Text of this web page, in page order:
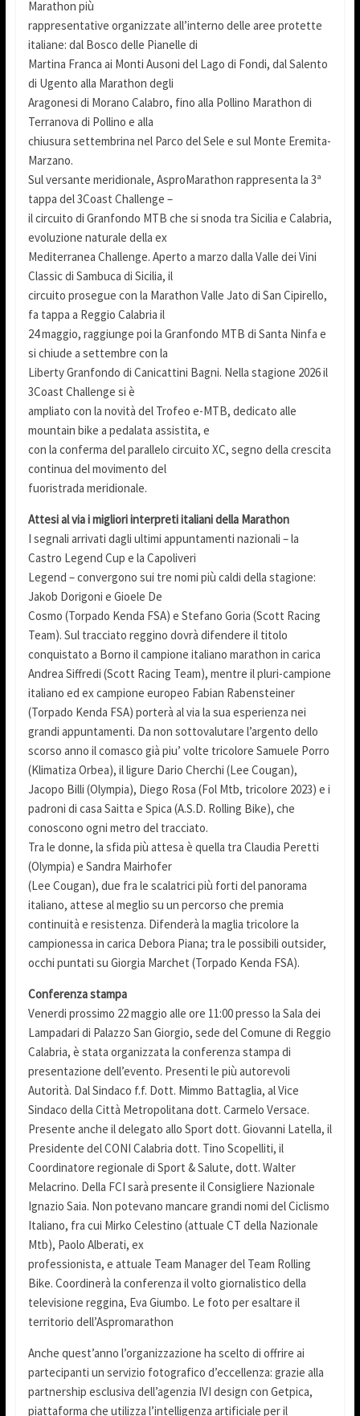
Marathon più
rappresentative organizzate all’interno delle aree protette
italiane: dal Bosco delle Pianelle di
Martina Franca ai Monti Ausoni del Lago di Fondi, dal Salento
di Ugento alla Marathon degli
Aragonesi di Morano Calabro, fino alla Pollino Marathon di
Terranova di Pollino e alla
chiusura settembrina nel Parco del Sele e sul Monte Eremita-
Marzano.
Sul versante meridionale, AsproMarathon rappresenta la 3ª
tappa del 3Coast Challenge –
il circuito di Granfondo MTB che si snoda tra Sicilia e Calabria,
evoluzione naturale della ex
Mediterranea Challenge. Aperto a marzo dalla Valle dei Vini
Classic di Sambuca di Sicilia, il
circuito prosegue con la Marathon Valle Jato di San Cipirello,
fa tappa a Reggio Calabria il
24 maggio, raggiunge poi la Granfondo MTB di Santa Ninfa e
si chiude a settembre con la
Liberty Granfondo di Canicattini Bagni. Nella stagione 2026 il
3Coast Challenge si è
ampliato con la novità del Trofeo e-MTB, dedicato alle
mountain bike a pedalata assistita, e
con la conferma del parallelo circuito XC, segno della crescita
continua del movimento del
fuoristrada meridionale.
Attesi al via i migliori interpreti italiani della Marathon
I segnali arrivati dagli ultimi appuntamenti nazionali – la
Castro Legend Cup e la Capoliveri
Legend – convergono sui tre nomi più caldi della stagione:
Jakob Dorigoni e Gioele De
Cosmo (Torpado Kenda FSA) e Stefano Goria (Scott Racing
Team). Sul tracciato reggino dovrà difendere il titolo
conquistato a Borno il campione italiano marathon in carica
Andrea Siffredi (Scott Racing Team), mentre il pluri-campione
italiano ed ex campione europeo Fabian Rabensteiner
(Torpado Kenda FSA) porterà al via la sua esperienza nei
grandi appuntamenti. Da non sottovalutare l’argento dello
scorso anno il comasco già piu’ volte tricolore Samuele Porro
(Klimatiza Orbea), il ligure Dario Cherchi (Lee Cougan),
Jacopo Billi (Olympia), Diego Rosa (Fol Mtb, tricolore 2023) e i
padroni di casa Saitta e Spica (A.S.D. Rolling Bike), che
conoscono ogni metro del tracciato.
Tra le donne, la sfida più attesa è quella tra Claudia Peretti
(Olympia) e Sandra Mairhofer
(Lee Cougan), due fra le scalatrici più forti del panorama
italiano, attese al meglio su un percorso che premia
continuità e resistenza. Difenderà la maglia tricolore la
campionessa in carica Debora Piana; tra le possibili outsider,
occhi puntati su Giorgia Marchet (Torpado Kenda FSA).
Conferenza stampa
Venerdi prossimo 22 maggio alle ore 11:00 presso la Sala dei
Lampadari di Palazzo San Giorgio, sede del Comune di Reggio
Calabria, è stata organizzata la conferenza stampa di
presentazione dell’evento. Presenti le più autorevoli
Autorità. Dal Sindaco f.f. Dott. Mimmo Battaglia, al Vice
Sindaco della Città Metropolitana dott. Carmelo Versace.
Presente anche il delegato allo Sport dott. Giovanni Latella, il
Presidente del CONI Calabria dott. Tino Scopelliti, il
Coordinatore regionale di Sport & Salute, dott. Walter
Melacrino. Della FCI sarà presente il Consigliere Nazionale
Ignazio Saia. Non potevano mancare grandi nomi del Ciclismo
Italiano, fra cui Mirko Celestino (attuale CT della Nazionale
Mtb), Paolo Alberati, ex
professionista, e attuale Team Manager del Team Rolling
Bike. Coordinerà la conferenza il volto giornalistico della
televisione reggina, Eva Giumbo. Le foto per esaltare il
territorio dell’Aspromarathon
Anche quest’anno l’organizzazione ha scelto di offrire ai
partecipanti un servizio fotografico d’eccellenza: grazie alla
partnership esclusiva dell’agenzia IVI design con Getpica,
piattaforma che utilizza l’intelligenza artificiale per il